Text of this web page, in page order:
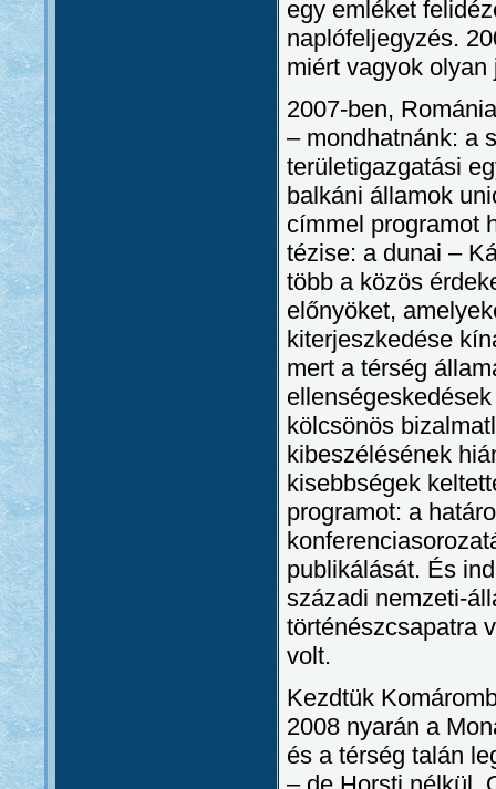
egy emléket
naplófeljegyzés.
miért vagyok
2007-ben,
– mondhatnánk: a
területigazgatási
balkáni államok
címmel programot
tézise: a dunai –
több a közös
előnyöket,
kiterjeszkedése
mert a térség
kölcsönös
kibeszélésének
kisebbségek
programot: a
publikálását. És
századi nemzeti-
történészcsapatra
volt.
Kezdtük
2008 nyarán a
és a térség talán